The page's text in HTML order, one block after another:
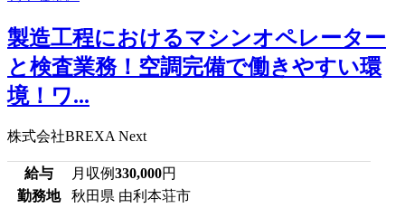
製造工程におけるマシンオペレーター
と検査業務！空調完備で働きやすい環
境！ワ...
株式会社BREXA Next
給与 月収例330,000円
勤務地
秋田県 由利本荘市